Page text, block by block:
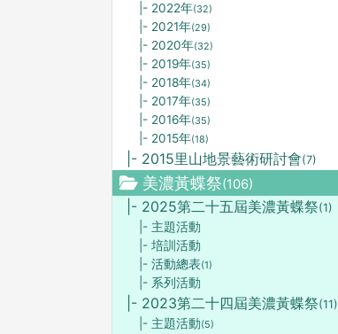
|- 2022年(32)
|- 2021年(29)
|- 2020年(32)
|- 2019年(35)
|- 2018年(34)
|- 2017年(35)
|- 2016年(35)
|- 2015年(18)
|- 2015里山地景藝術研討會(7)
美濃黃蝶祭(106)
|- 2025第二十五屆美濃黃蝶祭(1)
|- 主題活動
|- 培訓活動
|- 活動總表(1)
|- 系列活動
|- 2023第二十四屆美濃黃蝶祭(11)
|- 主題活動(5)